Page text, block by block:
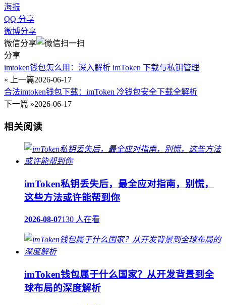
海报
QQ 分享
微博分享
微信分享
分享
imtoken钱包怎么用：深入解析 imToken 下载与私钥管理
« 上一篇2026-06-17
合法imtoken钱包下载：imToken 冷钱包安全下载全解析
下一篇 »2026-06-17
相关阅读
imToken私钥丢失后，最全应对指南，别慌，
这些方法或许能帮到你
2026-08-07130 人在看
imToken钱包属于什么国家？从开发背景到全
球布局的深度解析